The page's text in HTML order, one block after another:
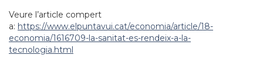
Veure l’article compert
a: https://www.elpuntavui.cat/economia/article/18-
economia/1616709-la-sanitat-es-rendeix-a-la-
tecnologia.html